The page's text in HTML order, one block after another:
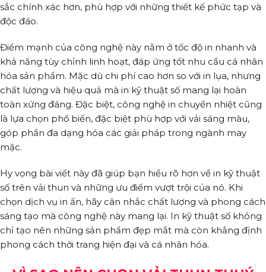
sắc chính xác hơn, phù hợp với những thiết kế phức tạp và
độc đáo.
Điểm mạnh của công nghệ này nằm ở tốc độ in nhanh và
khả năng tùy chỉnh linh hoạt, đáp ứng tốt nhu cầu cá nhân
hóa sản phẩm. Mặc dù chi phí cao hơn so với in lụa, nhưng
chất lượng và hiệu quả mà in kỹ thuật số mang lại hoàn
toàn xứng đáng. Đặc biệt, công nghệ in chuyển nhiệt cũng
là lựa chọn phổ biến, đặc biệt phù hợp với vải sáng màu,
góp phần đa dạng hóa các giải pháp trong ngành may
mặc.
Hy vọng bài viết này đã giúp bạn hiểu rõ hơn về in kỹ thuật
số trên vải thun và những ưu điểm vượt trội của nó. Khi
chọn dịch vụ in ấn, hãy cân nhắc chất lượng và phong cách
sáng tạo mà công nghệ này mang lại. In kỹ thuật số không
chỉ tạo nên những sản phẩm đẹp mắt mà còn khẳng định
phong cách thời trang hiện đại và cá nhân hóa.